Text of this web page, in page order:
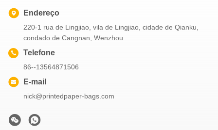
Endereço
220-1 rua de Lingjiao, vila de Lingjiao, cidade de Qianku,
condado de Cangnan, Wenzhou
Telefone
86--13564871506
E-mail
nick@printedpaper-bags.com